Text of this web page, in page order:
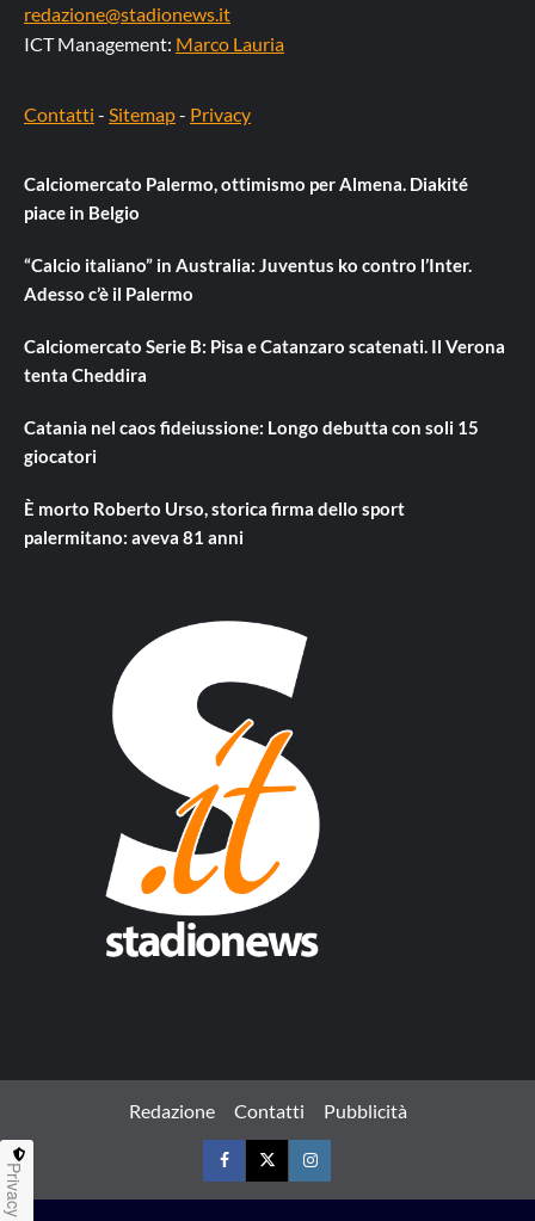
redazione@stadionews.it
ICT Management: Marco Lauria
Contatti - Sitemap- Privacy
Calciomercato Palermo, ottimismo per Almena. Diakité
piace in Belgio
“Calcio italiano” in Australia: Juventus ko contro l’Inter.
Adesso c’è il Palermo
Calciomercato Serie B: Pisa e Catanzaro scatenati. Il Verona
tenta Cheddira
Catania nel caos fideiussione: Longo debutta con soli 15
giocatori
È morto Roberto Urso, storica firma dello sport
palermitano: aveva 81 anni
Redazione Contatti Pubblicità
FacebookTwitterInstagram
Privacy